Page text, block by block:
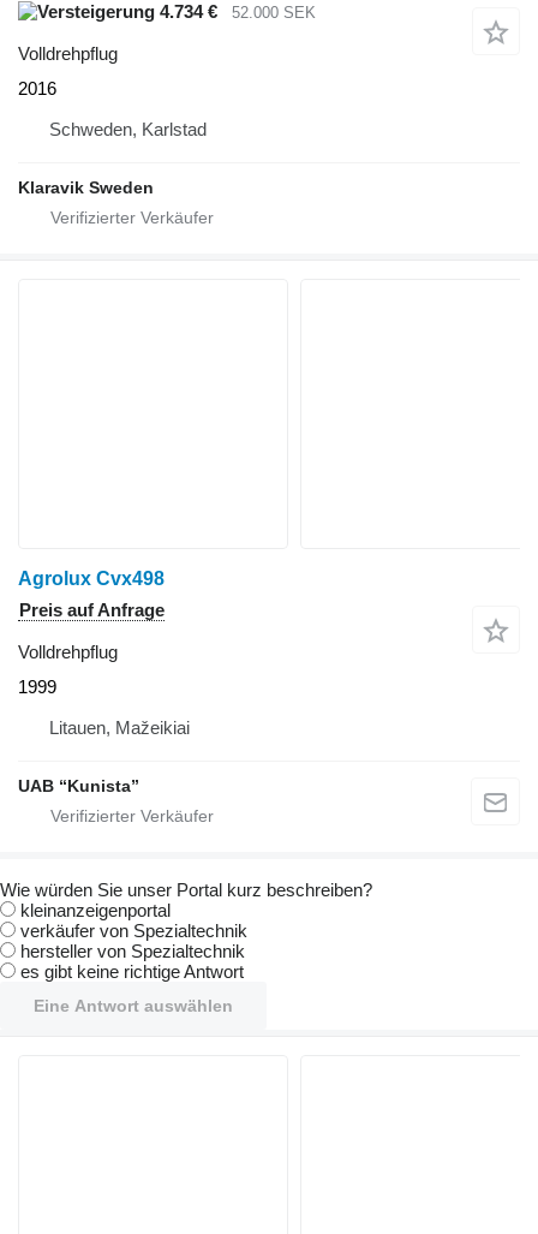
4.734 €
52.000 SEK
Volldrehpflug
2016
Schweden, Karlstad
Klaravik Sweden
Agrolux Cvx498
Preis auf Anfrage
Volldrehpflug
1999
Litauen, Mažeikiai
UAB “Kunista”
Wie würden Sie unser Portal kurz beschreiben?
kleinanzeigenportal
verkäufer von Spezialtechnik
hersteller von Spezialtechnik
es gibt keine richtige Antwort
Eine Antwort auswählen